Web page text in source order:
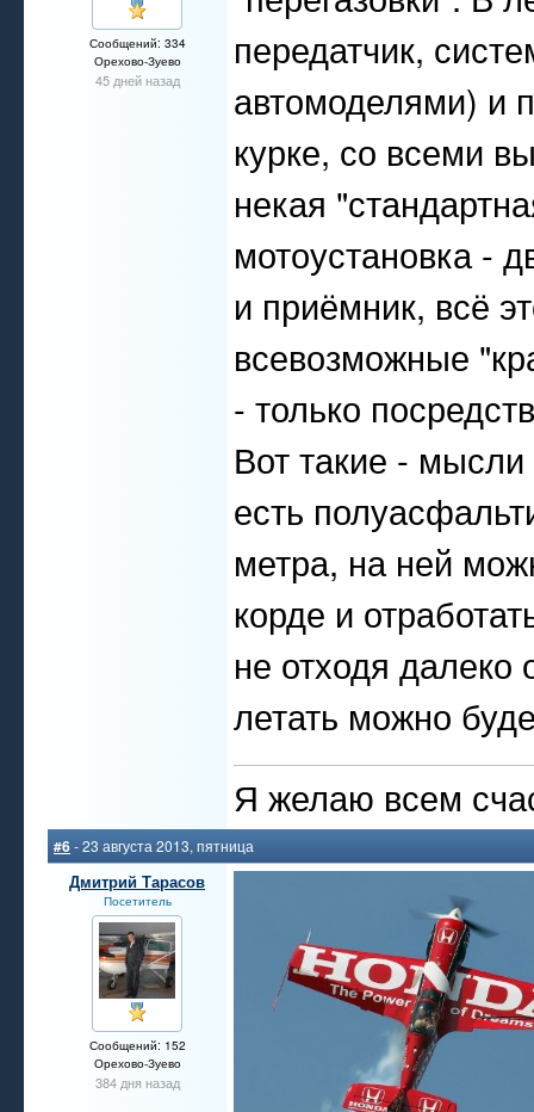
Сообщений: 334
Орехово-Зуево
45 дней назад
передатчик,
автомоделями) и
курке, со всеми
некая
мотоустановка -
и приёмник, всё
всевозможные
- только
Вот такие -
есть
метра, на ней
корде и
не отходя
летать можно
Я желаю всем
#6- 23 августа 2013, пятница
Дмитрий Тарасов
Посетитель
Сообщений: 152
Орехово-Зуево
384 дня назад